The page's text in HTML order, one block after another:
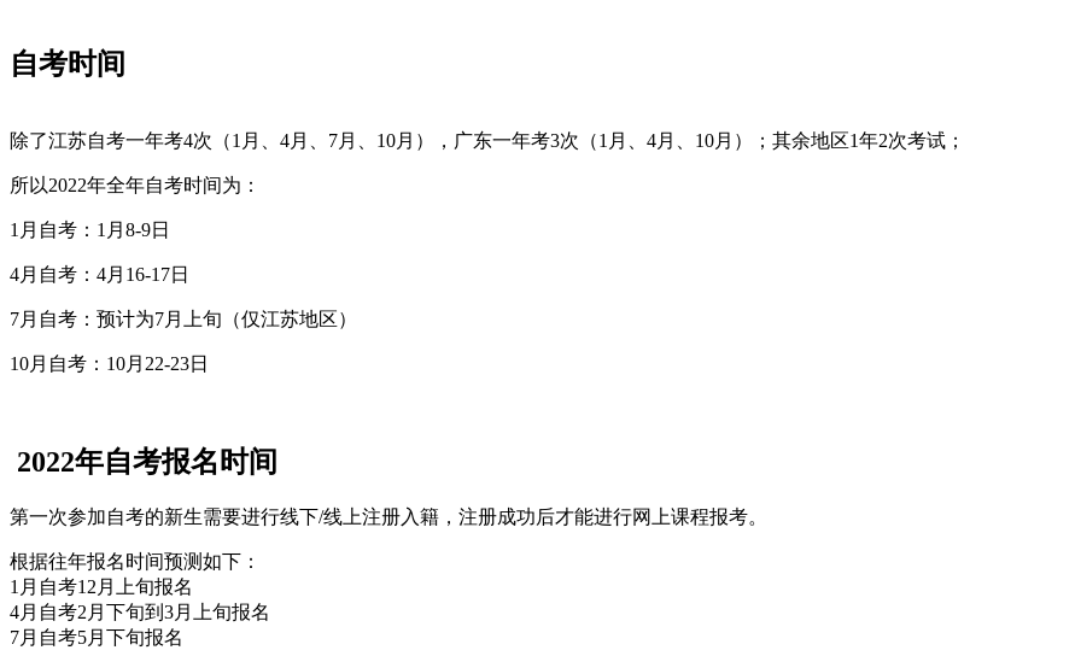
自考时间
除了江苏自考一年考4次（1月、4月、7月、10月），广东一年考3次（1月、4月、10月）；其余地区1年2次考试；
所以2022年全年自考时间为：
1月自考：1月8-9日
4月自考：4月16-17日
7月自考：预计为7月上旬（仅江苏地区）
10月自考：10月22-23日
2022年自考报名时间
第一次参加自考的新生需要进行线下/线上注册入籍，注册成功后才能进行网上课程报考。
根据往年报名时间预测如下：
1月自考12月上旬报名
4月自考2月下旬到3月上旬报名
7月自考5月下旬报名